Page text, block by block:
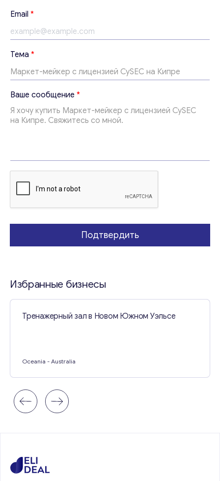
Email *
с
о
о
б
щ
е
н
и
а
Тема *
Ваше сообщение *
Подтвердить
Избранные бизнесы
Тренажерный зал в Новом Южном Уэльсе
Oceania - Australia